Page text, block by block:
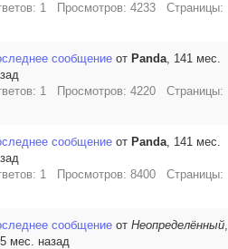
1 Просмотров: 4233 Страницы:
сообщение от Panda, 141 мес.
1 Просмотров: 4220 Страницы:
сообщение от Panda, 141 мес.
1 Просмотров: 8400 Страницы:
сообщение отНеопределённый,
мес. назад